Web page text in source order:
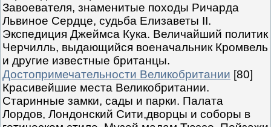
Завоевателя, знаменитые походы Ричарда
Львиное Сердце, судьба Елизаветы II.
Экспедиция Джеймса Кука. Величайший политик
Черчилль, выдающийся военачальник Кромвель
и другие известные британцы.
Достопримечательности Великобритании [80]
Красивейшие места Великобритании.
Старинные замки, сады и парки. Палата
Лордов, Лондонский Сити,дворцы и соборы в